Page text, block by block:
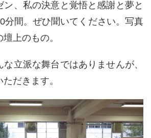
ン、私の決意と覚悟と感謝と夢と
分間。ぜひ聞いてください。写真
上のもの。
立派な舞台ではありませんが、
だきます。